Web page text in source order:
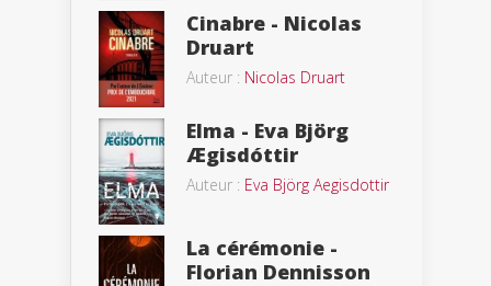
Cinabre - Nicolas
Druart
Auteur : Nicolas Druart
Elma - Eva Björg
Ægisdóttir
Auteur : Eva Björg Aegisdottir
La cérémonie -
Florian Dennisson